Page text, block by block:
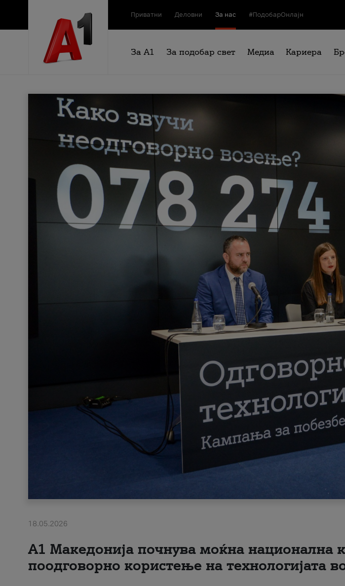
Приватни Деловни За нас #ПодобарОнлајн
За А1 За подобар свет Медиа Кариера
18.05.2026
A1 Македонија почнува моќна национална
поодговорно користење на технологијата